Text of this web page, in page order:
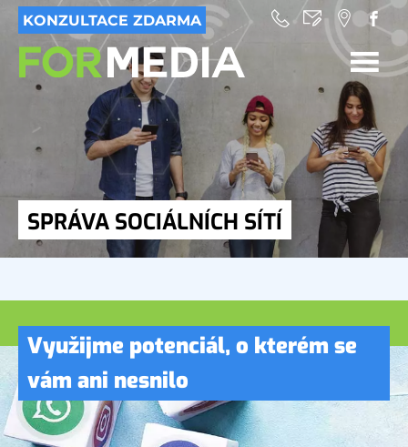
KONZULTACE ZDARMA
SPRÁVA SOCIÁLNÍCH SÍTÍ
Využijme potenciál, o kterém se
vám ani nesnilo